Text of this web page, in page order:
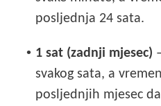
posljednja 24 sata.
• 1 sat (zadnji mjesec)
svakog sata, a
posljednjih mjesec